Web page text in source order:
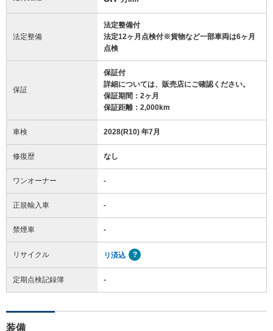
法定整備
法定整備付
法定12ヶ月点検付※貨物など一部車両は6ヶ月
点検
保証
保証付
詳細については、販売店にご確認ください。
保証期間：2ヶ月
保証距離：2,000km
車検 2028(R10) 年7月
修復歴 なし
ワンオーナー -
正規輸入車 -
禁煙車 -
リサイクル リ済込
定期点検記録簿 -
装備